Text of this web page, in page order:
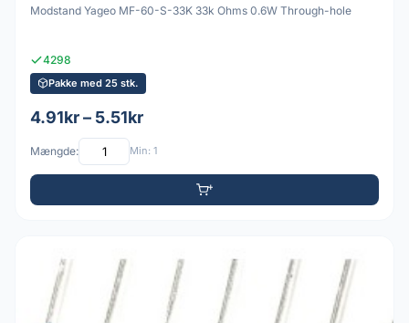
Modstand Yageo MF-60-S-33K 33k Ohms 0.6W Through-hole
4298
Pakke med 25 stk.
4.91kr – 5.51kr
Mængde: Min: 1